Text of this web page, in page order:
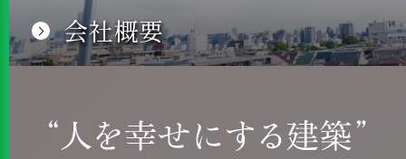
採用情報
会社概要 施工実績
採用情報
会社概要